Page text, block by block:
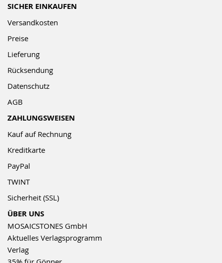
SICHER EINKAUFEN
Versandkosten
Preise
Lieferung
Rücksendung
Datenschutz
AGB
ZAHLUNGSWEISEN
Kauf auf Rechnung
Kreditkarte
PayPal
TWINT
Sicherheit (SSL)
ÜBER UNS
MOSAICSTONES GmbH
Aktuelles Verlagsprogramm
Verlag